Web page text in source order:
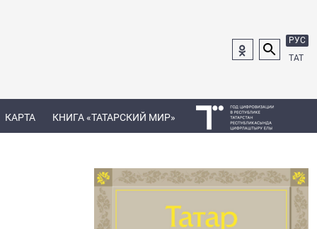
РУС
ТАТ
КАРТА КНИГА «ТАТАРСКИЙ МИР»